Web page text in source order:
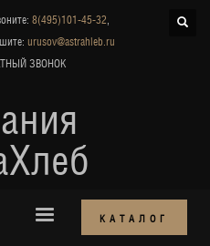
8(495)101-45-32,
urusov@astrahleb.ru
ЗВОНОК
КАТАЛОГ